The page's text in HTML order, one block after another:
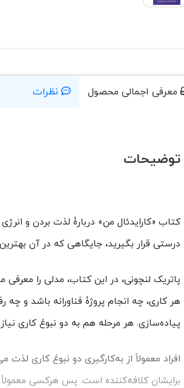
معرفی اجمالی محصول نظرات
توضیحات
کتاب «کارایدئال من» دربارۀ لذت بردن و
درستی قرار بگیرید، جایگاهی که در آن بهترین
پاتریک لنچونی، در این کتاب، مدلی را
هر کاری، چه انجام پروژۀ فناورانه باشد و
پیاده‌سازی. هر مرحله هم به دو نبوغ کاری
افراد معمولاً از به‌کارگیری دو نبوغ کاری لذت
برایشان کلافه‌کننده است. پس هر‌کسی